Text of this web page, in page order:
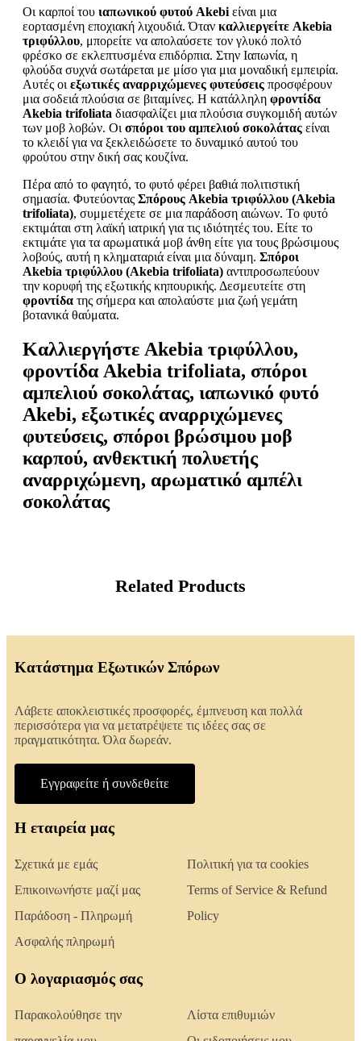
Οι καρποί του ιαπωνικού φυτού Akebiείναι μια
εορτασμένη εποχιακή λιχουδιά. Όταν καλλιεργείτε Akebia
τριφύλλου, μπορείτε να απολαύσετε τον γλυκό πολτό
φρέσκο σε εκλεπτυσμένα επιδόρπια. Στην Ιαπωνία, η
φλούδα συχνά σωτάρεται με μίσο για μια μοναδική εμπειρία.
Αυτές οιεξωτικές αναρριχώμενες φυτεύσεις προσφέρουν
μια σοδειά πλούσια σε βιταμίνες. Η κατάλληλη φροντίδα
Akebia trifoliata διασφαλίζει μια πλούσια συγκομιδή αυτών
των μοβ λοβών. Οισπόροι του αμπελιού σοκολάτας είναι
το κλειδί για να ξεκλειδώσετε το δυναμικό αυτού του
φρούτου στην δική σας κουζίνα.
Πέρα από το φαγητό, το φυτό φέρει βαθιά πολιτιστική
σημασία. Φυτεύοντας Σπόρους Akebia τριφύλλου (Akebia
trifoliata), συμμετέχετε σε μια παράδοση αιώνων. Το φυτό
εκτιμάται στη λαϊκή ιατρική για τις ιδιότητές του. Είτε το
εκτιμάτε για τα αρωματικά μοβ άνθη είτε για τους βρώσιμους
λοβούς, αυτή η κληματαριά είναι μια δύναμη. Σπόροι
Akebia τριφύλλου (Akebia trifoliata) αντιπροσωπεύουν
την κορυφή της εξωτικής κηπουρικής. Δεσμευτείτε στη
φροντίδα της σήμερα και απολαύστε μια ζωή γεμάτη
βοτανικά θαύματα.
Καλλιεργήστε Akebia τριφύλλου,
φροντίδα Akebia trifoliata, σπόροι
αμπελιού σοκολάτας, ιαπωνικό φυτό
Akebi, εξωτικές αναρριχώμενες
φυτεύσεις, σπόροι βρώσιμου μοβ
καρπού, ανθεκτική πολυετής
αναρριχώμενη, αρωματικό αμπέλι
σοκολάτας
Related Products
Κατάστημα Εξωτικών Σπόρων
Λάβετε αποκλειστικές προσφορές, έμπνευση και πολλά
περισσότερα για να μετατρέψετε τις ιδέες σας σε
πραγματικότητα. Όλα δωρεάν.
Εγγραφείτε ή συνδεθείτε
Η εταιρεία μας
Σχετικά με εμάς
Επικοινωνήστε μαζί μας
Παράδοση - Πληρωμή
Ασφαλής πληρωμή
Πολιτική για τα cookies
Terms of Service & Refund
Policy
Ο λογαριασμός σας
Παρακολούθησε την
Λίστα επιθυμιών